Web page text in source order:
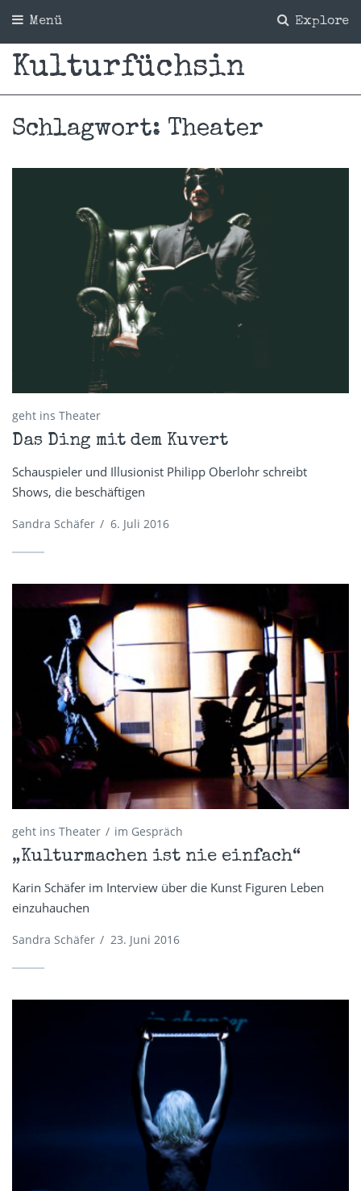
Explore
Menü
Kulturfüchsin
Schlagwort: Theater
geht ins Theater
Das Ding mit dem Kuvert
Schauspieler und Illusionist Philipp Oberlohr schreibt
Shows, die beschäftigen
Sandra Schäfer / 6. Juli 2016
geht ins Theater im Gespräch
„Kulturmachen ist nie einfach“
Karin Schäfer im Interview über die Kunst Figuren Leben
einzuhauchen
Sandra Schäfer / 23. Juni 2016